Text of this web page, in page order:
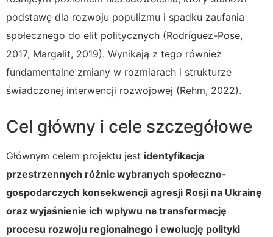
podstawę dla rozwoju populizmu i spadku zaufania
społecznego do elit politycznych (Rodríguez-Pose,
2017; Margalit, 2019). Wynikają z tego również
fundamentalne zmiany w rozmiarach i strukturze
świadczonej interwencji rozwojowej (Rehm, 2022).
Cel główny i cele szczegółowe
Głównym celem projektu jest identyfikacja
przestrzennych różnic wybranych społeczno-
gospodarczych konsekwencji agresji Rosji na Ukrainę
oraz wyjaśnienie ich wpływu na transformację
procesu rozwoju regionalnego i ewolucję polityki